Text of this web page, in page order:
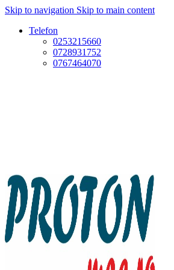
Skip to navigation Skip to main content
Telefon
0253215660
0728931752
0767464070